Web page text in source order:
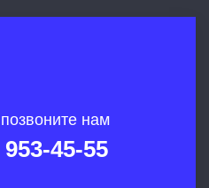
нам
45-55